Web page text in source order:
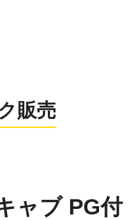
お電話の受付時
販売
ャブ PG付